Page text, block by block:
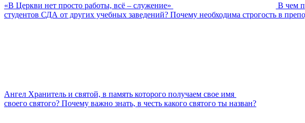
«В Церкви нет просто работы, всё – служение»
В чем
студентов СДА от других учебных заведений? Почему необходима строгость в
Ангел Хранитель и святой, в память которого получаем свое имя
своего святого? Почему важно знать, в честь какого святого ты назван?